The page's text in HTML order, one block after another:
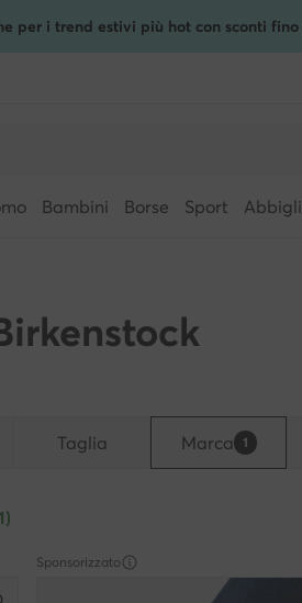
per i trend estivi più hot con sconti
Bambini Borse Sport
Taglia Marca 1
Sponsorizzato